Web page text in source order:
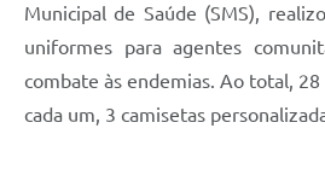
Municipal de Saúde (SMS),
uniformes para agentes
combate às endemias. Ao total, 28
cada um, 3 camisetas